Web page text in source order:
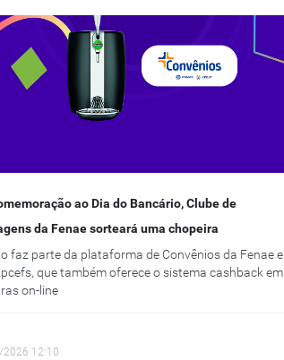
ao Dia do Bancário, Clube de
da Fenae sorteará uma chopeira
faz parte da plataforma de Convênios da Fenae e
que também oferece o sistema cashback em
on-line
12:10